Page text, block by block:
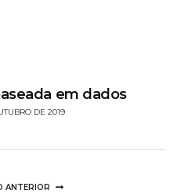
em dados
DE 2019
ANTERIOR